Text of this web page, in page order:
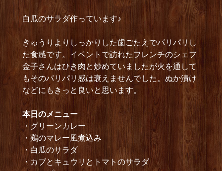
白瓜のサラダ作っています♪
きゅうりよりしっかりした歯ごたえでパリパリし
た食感です。イベントで訪れたフレンチのシェフ
金子さんはひき肉と炒めていましたが火を通して
もそのパリパリ感は衰えませんでした。ぬか漬け
などにもきっと良いと思います。
本日のメニュー
・グリーンカレー
・鶏のマレー風煮込み
・白瓜のサラダ
・カブとキュウリとトマトのサラダ